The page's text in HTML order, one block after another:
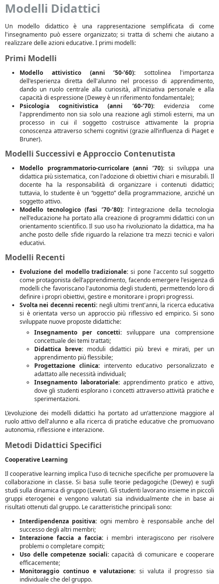
Modelli Didattici
Un modello didattico è una rappresentazione semplificata di come
l'insegnamento può essere organizzato; si tratta di schemi che aiutano a
realizzare delle azioni educative. I primi modelli:
Primi Modelli
Modello attivistico (anni ’50-’60): sottolinea l'importanza
dell'esperienza diretta dell'alunno nel processo di apprendimento,
dando un ruolo centrale alla curiosità, all'iniziativa personale e alla
capacità di espressione (Dewey è un riferimento fondamentale);
Psicologia cognitivistica (anni ’60-’70):evidenzia come
l'apprendimento non sia solo una reazione agli stimoli esterni, ma un
processo in cui il soggetto costruisce attivamente la propria
conoscenza attraverso schemi cognitivi (grazie all’influenza di Piaget e
Bruner).
Modelli Successivi e Approccio Contenutista
Modello programmatorio-curricolare (anni ’70): si sviluppa una
didattica più sistematica, con l'adozione di obiettivi chiari e misurabili. Il
docente ha la responsabilità di organizzare i contenuti didattici;
tuttavia, lo studente è un “oggetto” della programmazione, anziché un
soggetto attivo.
Modello tecnologico (fasi ’70-’80):l'integrazione della tecnologia
nell'educazione ha portato alla creazione di programmi didattici con un
orientamento scientifico. Il suo uso ha rivoluzionato la didattica, ma ha
anche posto delle sfide riguardo la relazione tra mezzi tecnici e valori
educativi.
Modelli Recenti
Evoluzione del modello tradizionale: si pone l'accento sul soggetto
come protagonista dell’apprendimento, facendo emergere l'esigenza di
modelli che favoriscano l'autonomia degli studenti, permettendo loro di
definire i propri obiettivi, gestire e monitorare i propri progressi.
Svolta nei decenni recenti: negli ultimi trent'anni, la ricerca educativa
si è orientata verso un approccio più riflessivo ed empirico. Si sono
sviluppate nuove proposte didattiche:
Insegnamento per concetti: sviluppare una comprensione
concettuale dei temi trattati;
Didattica breve: moduli didattici più brevi e mirati, per un
apprendimento più flessibile;
Progettazione clinica: intervento educativo personalizzato e
adattato alle necessità individuali;
Insegnamento laboratoriale:apprendimento pratico e attivo,
dove gli studenti esplorano i concetti attraverso attività pratiche e
sperimentazioni.
L’evoluzione dei modelli didattici ha portato ad un’attenzione maggiore al
ruolo attivo dell'alunno e alla ricerca di pratiche educative che promuovano
autonomia, riflessione e interazione.
Metodi Didattici Specifici
Cooperative Learning
Il cooperative learning implica l'uso di tecniche specifiche per promuovere la
collaborazione in classe. Si basa sulle teorie pedagogiche (Dewey) e sugli
studi sulla dinamica di gruppo (Lewin). Gli studenti lavorano insieme in piccoli
gruppi eterogenei e vengono valutati sia individualmente che in base ai
risultati ottenuti dal gruppo. Le caratteristiche principali sono:
Interdipendenza positiva: ogni membro è responsabile anche del
successo degli altri membri;
Interazione faccia a faccia:i membri interagiscono per risolvere
problemi o completare compiti;
Uso delle competenze sociali:capacità di comunicare e cooperare
efficacemente;
Monitoraggio continuo e valutazione: si valuta il progresso sia
individuale che del gruppo.